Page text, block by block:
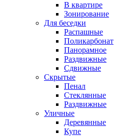
В квартире
Зонирование
Для беседки
Распашные
Поликарбонат
Панорамное
Раздвижные
Сдвижные
Скрытые
Пенал
Стеклянные
Раздвижные
Уличные
Деревянные
Купе